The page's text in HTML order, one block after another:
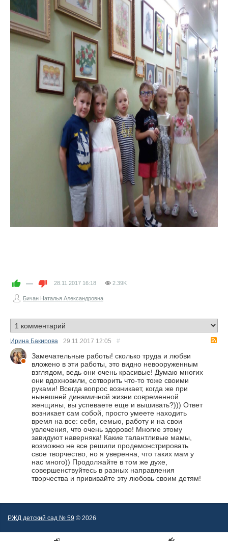
— 28.11.2017 16:18 2.39K
Бичан Наталья Александровна
Ирина Бакирова 29.11.2017 12:05 #
Замечательные работы! сколько труда и любви
вложено в эти работы, это видно невооруженным
взглядом, ведь они очень красивые! Думаю многих
они вдохновили, сотворить что-то тоже своими
руками! Всегда вопрос возникает, когда же при
нынешней динамичной жизни современной
женщины, вы успеваете еще и вышивать?))) Ответ
возникает сам собой, просто умеете находить
время на все: себя, семью, работу и на свои
увлечения, что очень здорово! Многие этому
завидуют наверняка! Какие талантливые мамы,
возможно не все решили продемонстрировать
свое творчество, но я уверенна, что таких мам у
нас много)) Продолжайте в том же духе,
совершенствуйтесь в разных направления
творчества и прививайте эту любовь своим детям!
РЖД детский сад № 59 © 2026